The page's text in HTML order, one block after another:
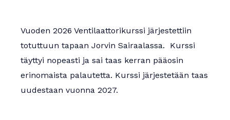
Vuoden 2026 Ventilaattorikurssi järjestettiin
totuttuun tapaan Jorvin Sairaalassa. Kurssi
täyttyi nopeasti ja sai taas kerran pääosin
erinomaista palautetta. Kurssi järjestetään taas
uudestaan vuonna 2027.